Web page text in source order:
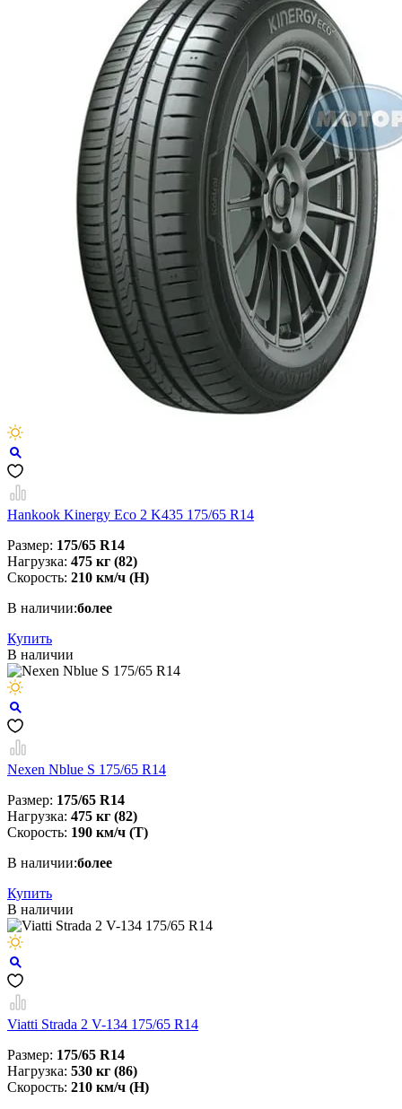
Hankook Kinergy Eco 2 K435 175/65 R14
Размер: 175/65 R14
Нагрузка: 475 кг (82)
Скорость: 210 км/ч (H)
В наличии:более
Купить
В наличии
Nexen Nblue S 175/65 R14
Размер: 175/65 R14
Нагрузка: 475 кг (82)
Скорость: 190 км/ч (Т)
В наличии:более
Купить
В наличии
Viatti Strada 2 V-134 175/65 R14
Размер: 175/65 R14
Нагрузка: 530 кг (86)
Скорость: 210 км/ч (H)